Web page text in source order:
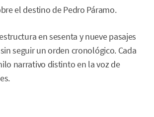
el destino de Pedro Páramo.
en sesenta y nueve pasajes
seguir un orden cronológico. Cada
narrativo distinto en la voz de